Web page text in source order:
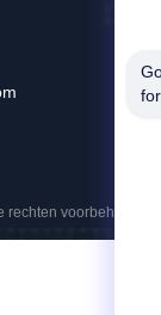
voorbehoudena.